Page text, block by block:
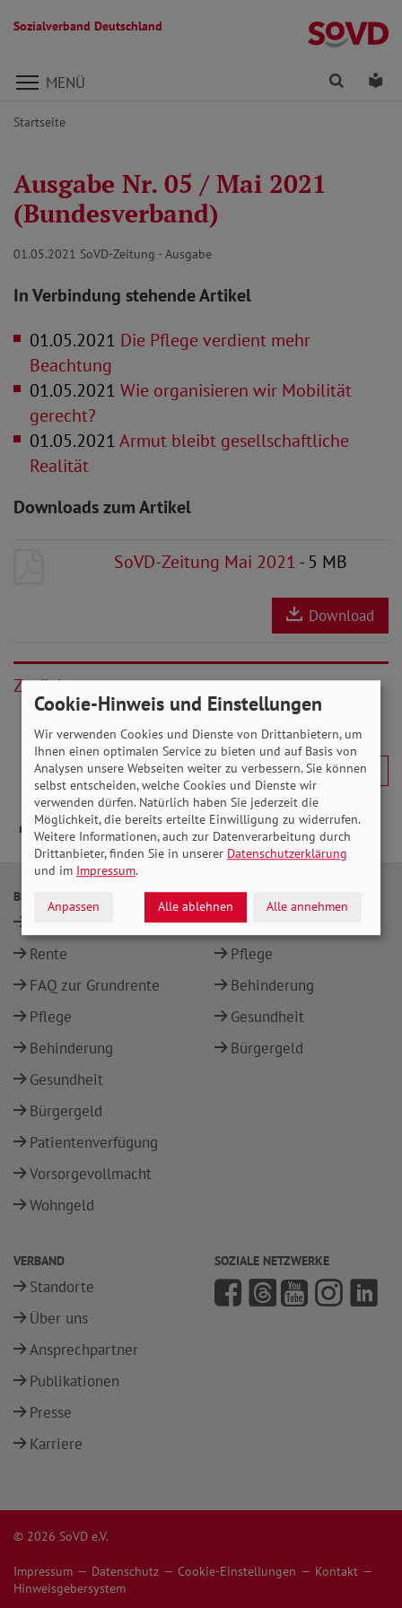
Sozialverband Deutschland
Direkt zu den Inhalten springen
MENÜ Finden
Startseite
Ausgabe Nr. 05 / Mai 2021
(Bundesverband)
01.05.2021 SoVD-Zeitung - Ausgabe
In Verbindung stehende Artikel
01.05.2021 Die Pflege verdient mehr
Beachtung
01.05.2021 Wie organisieren wir Mobilität
gerecht?
01.05.2021Armut bleibt gesellschaftliche
Realität
Downloads zum Artikel
SoVD-Zeitung Mai 2021- 5 MB
Download
Zurück
BERATUNG
Rente
FAQ zur Grundrente
Pflege
Behinderung
Gesundheit
Bürgergeld
Patientenverfügung
Vorsorgevollmacht
Wohngeld
THEMEN
Rente
Pflege
Behinderung
Gesundheit
Bürgergeld
VERBAND
Standorte
Über uns
Ansprechpartner
Publikationen
Presse
Karriere
SOZIALE NETZWERKE
© 2026 SoVD e.V.
Impressum Datenschutz Cookie-Einstellungen
Kontakt
Hinweisgebersystem
Cookie-Hinweis und Einstellungen
Wir verwenden Cookies und Dienste von Drittanbietern, um
Ihnen einen optimalen Service zu bieten und auf Basis von
Analysen unsere Webseiten weiter zu verbessern. Sie können
selbst entscheiden, welche Cookies und Dienste wir
verwenden dürfen. Natürlich haben Sie jederzeit die
Möglichkeit, die bereits erteilte Einwilligung zu widerrufen.
Weitere Informationen, auch zur Datenverarbeitung durch
Drittanbieter, finden Sie in unserer Datenschutzerklärung
und im Impressum.
Anpassen Alle ablehnen Alle annehmen